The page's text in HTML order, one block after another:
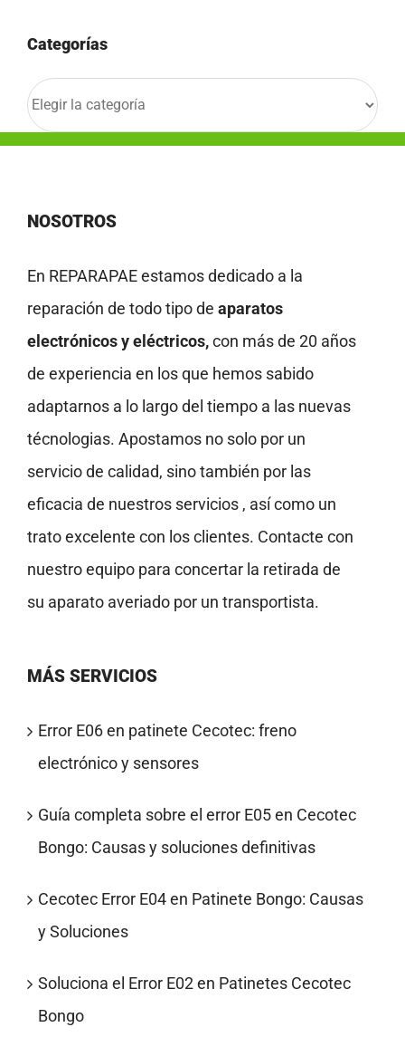
Categorías
Categorías
NOSOTROS
En REPARAPAE estamos dedicado a la
reparación de todo tipo de aparatos
electrónicos y eléctricos,con más de 20 años
de experiencia en los que hemos sabido
adaptarnos a lo largo del tiempo a las nuevas
técnologias. Apostamos no solo por un
servicio de calidad, sino también por las
eficacia de nuestros servicios , así como un
trato excelente con los clientes. Contacte con
nuestro equipo para concertar la retirada de
su aparato averiado por un transportista.
MÁS SERVICIOS
Error E06 en patinete Cecotec: freno
electrónico y sensores
Guía completa sobre el error E05 en Cecotec
Bongo: Causas y soluciones definitivas
Cecotec Error E04 en Patinete Bongo: Causas
y Soluciones
Soluciona el Error E02 en Patinetes Cecotec
Bongo